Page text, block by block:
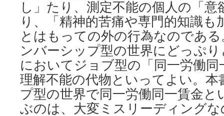
し」たり、測定不能の個人の「意
り、「精神的苦痛や専門的知識も
とはもっての外の行為なのであ
ンバーシップ型の世界にどっぷ
においてジョブ型の「同一労働
理解不能の代物といってよい。
プ型の世界で同一労働同一賃金
ぶのは、大変ミスリーディング